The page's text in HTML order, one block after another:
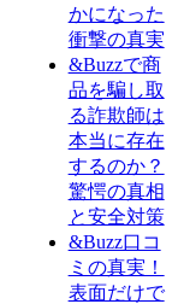
かになった
衝撃の真実
&Buzzで商
品を騙し取
る詐欺師は
本当に存在
するのか？
驚愕の真相
と安全対策
&Buzz口コ
ミの真実！
表面だけで